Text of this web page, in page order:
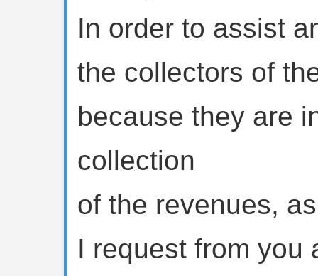
In order to assist
the collectors of
because they are
collection
of the revenues,
I request from you